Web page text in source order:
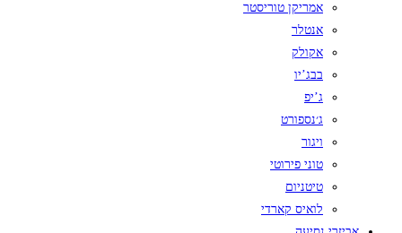
אמריקן טוריסטר
אנטלר
אקולק
בבג’יו
ג’יפ
ג׳נספורט
ויגור
טוני פירוטי
טיטניום
לואיס קארדי